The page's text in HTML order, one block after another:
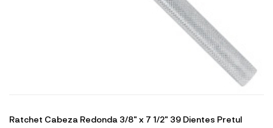
Ratchet Cabeza Redonda 3/8" x 7 1/2" 39 Dientes Pretul